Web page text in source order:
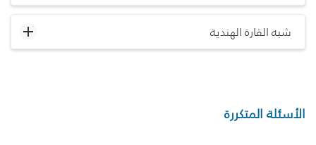
شبه القارة الهندية
الأسئلة المتكررة